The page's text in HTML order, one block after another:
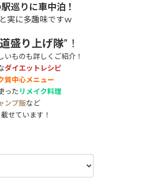
巡りに車中泊！
実に多趣味ですｗ
盛り上げ隊”！
いものも詳しくご紹介！
ダイエットレシピ
質中心メニュー
った リメイク料理
ンプ飯など
せています！